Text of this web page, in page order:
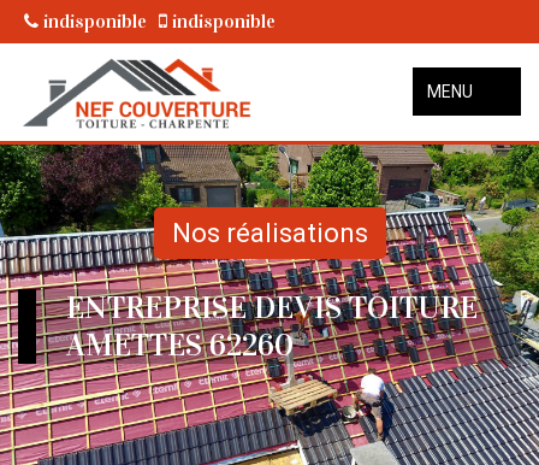
indisponible indisponible
MENU
Nos réalisations
ENTREPRISE DEVIS TOITURE
AMETTES 62260